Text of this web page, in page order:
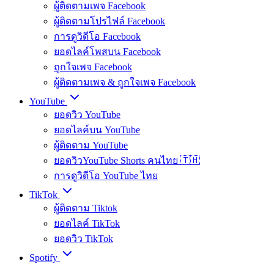
ผู้ติดตามเพจ Facebook
ผู้ติดตามโปรไฟล์ Facebook
การดูวิดีโอ Facebook
ยอดไลค์โพสบน Facebook
ถูกใจเพจ Facebook
ผู้ติดตามเพจ & ถูกใจเพจ Facebook
YouTube
ยอดวิว YouTube
ยอดไลค์บน YouTube
ผู้ติดตาม YouTube
ยอดวิวYouTube Shorts คนไทย 🇹🇭
การดูวิดีโอ YouTube ไทย
TikTok
ผู้ติดตาม Tiktok
ยอดไลค์ TikTok
ยอดวิว TikTok
Spotify